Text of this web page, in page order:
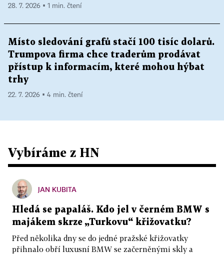
28. 7. 2026 ▪ 1 min. čtení
Místo sledování grafů stačí 100 tisíc dolarů.
Trumpova firma chce traderům prodávat
přístup k informacím, které mohou hýbat
trhy
22. 7. 2026 ▪ 4 min. čtení
Vybíráme z HN
JAN KUBITA
Hledá se papaláš. Kdo jel v černém BMW s
majákem skrze „Turkovu“ křižovatku?
Před několika dny se do jedné pražské křižovatky
přihnalo obří luxusní BMW se začerněnými skly a